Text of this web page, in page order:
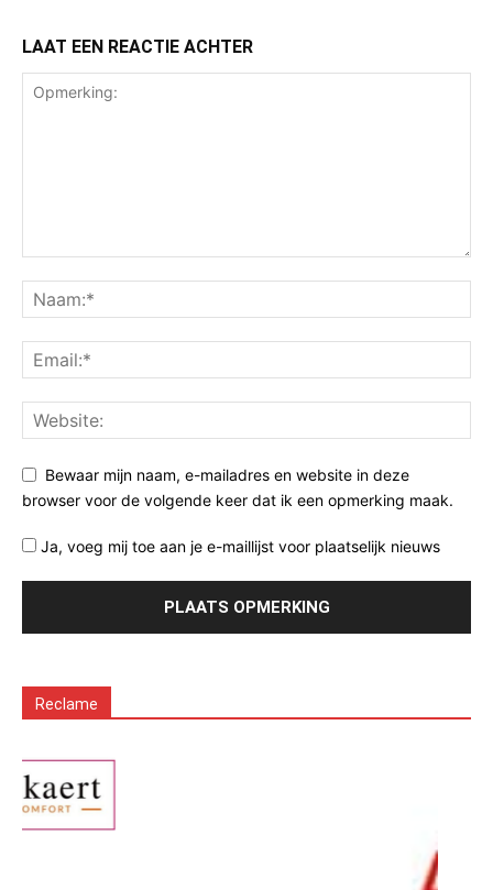
LAAT EEN REACTIE ACHTER
Bewaar mijn naam, e-mailadres en website in deze
browser voor de volgende keer dat ik een opmerking maak.
Ja, voeg mij toe aan je e-maillijst voor plaatselijk nieuws
Reclame